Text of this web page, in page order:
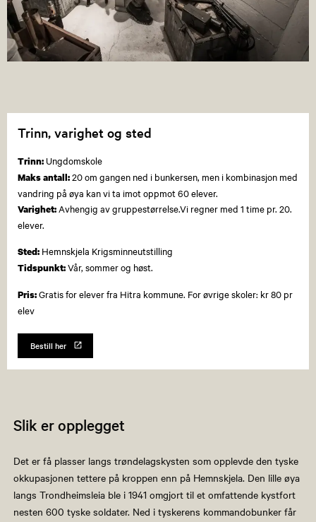
Trinn, varighet og sted
Trinn: Ungdomskole
Maks antall:20 om gangen ned i bunkersen, men i kombinasjon med
vandring på øya kan vi ta imot oppmot 60 elever.
Varighet:Avhengig av gruppestørrelse.Vi regner med 1 time pr. 20.
elever.
Sted: Hemnskjela Krigsminneutstilling
Tidspunkt:Vår, sommer og høst.
Pris:Gratis for elever fra Hitra kommune. For øvrige skoler: kr 80 pr
elev
Bestill her
Slik er opplegget
Det er få plasser langs trøndelagskysten som opplevde den tyske
okkupasjonen tettere på kroppen enn på Hemnskjela. Den lille øya
langs Trondheimsleia ble i 1941 omgjort til et omfattende kystfort
nesten 600 tyske soldater. Ned i tyskerens kommandobunker får